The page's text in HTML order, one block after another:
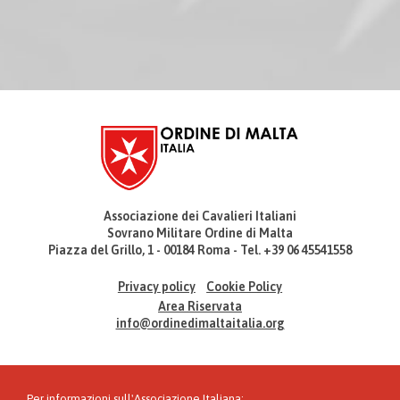
Associazione dei Cavalieri Italiani
Sovrano Militare Ordine di Malta
Piazza del Grillo, 1 - 00184 Roma - Tel. +39 06 45541558
Privacy policy
Cookie Policy
Area Riservata
info@ordinedimaltaitalia.org